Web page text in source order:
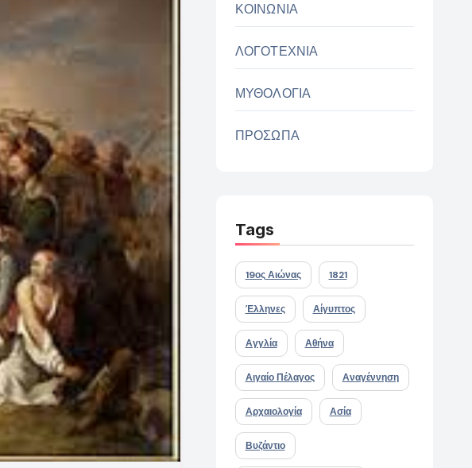
ΚΟΙΝΩΝΙΑ
ΛΟΓΟΤΕΧΝΙΑ
ΜΥΘΟΛΟΓΙΑ
ΠΡΟΣΩΠΑ
Tags
19ος Αιώνας 1821
Έλληνες Αίγυπτος
Αγγλία Αθήνα
Αιγαίο Πέλαγος Αναγέννηση
Αρχαιολογία Ασία
Βυζάντιο